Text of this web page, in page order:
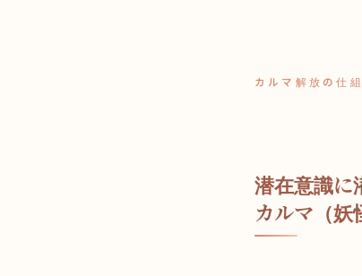
カルマ解放の仕
潜在意識に
カルマ（妖